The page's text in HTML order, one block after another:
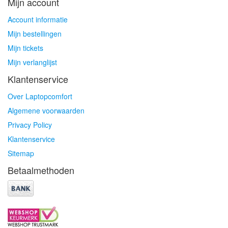
Account informatie
Mijn bestellingen
Mijn tickets
Mijn verlanglijst
Klantenservice
Over Laptopcomfort
Algemene voorwaarden
Privacy Policy
Klantenservice
Sitemap
Betaalmethoden